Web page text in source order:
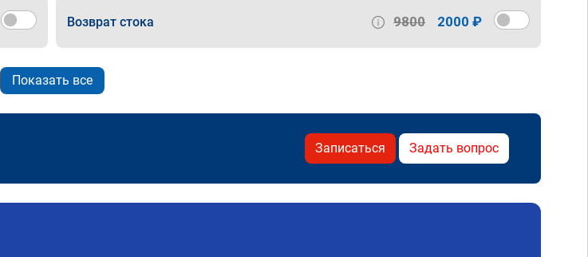
Возврат стока 9800 2000 ₽
Показать все
Записаться Задать вопрос